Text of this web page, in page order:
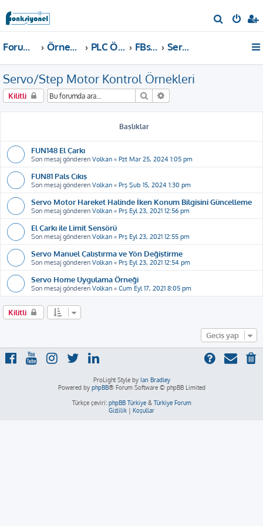
r
Forum ana sayfa Örnekler ve Dokümanlar PLC Örnekleri FBs, B1, B1z, HB1 PLC Servo/Step Motor Kontrol Örnekleri
Servo/Step Motor Kontrol Örnekleri
Kilitli Ara
Başlıklar
FUN148 El Çarkı
Son mesaj gönderen Volkan « Pzt Mar 25, 2024 1:05 pm
FUN81 Pals Çıkış
Son mesaj gönderen Volkan « Prş Şub 15, 2024 1:30 pm
Servo Motor Hareket Halinde İken Konum Bilgisini Güncelleme
Son mesaj gönderen Volkan « Prş Eyl 23, 2021 12:56 pm
El Çarkı ile Limit Sensörü
Son mesaj gönderen Volkan « Prş Eyl 23, 2021 12:55 pm
Servo Manuel Çalıştırma ve Yön Değiştirme
Son mesaj gönderen Volkan « Prş Eyl 23, 2021 12:54 pm
Servo Home Uygulama Örneği
Son mesaj gönderen Volkan « Cum Eyl 17, 2021 8:05 pm
Kilitli
Geçiş yap
ProLight Style by Ian Bradley
Powered by phpBB® Forum Software © phpBB Limited
Türkçe çeviri: phpBB Türkiye& Türkiye Forum
Gizlilik | Koşullar